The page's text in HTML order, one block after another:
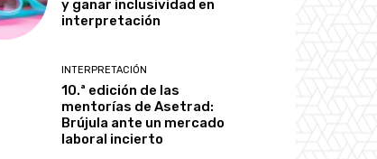
y ganar inclusividad en
interpretación
INTERPRETACIÓN
10.ª edición de las
mentorías de Asetrad:
Brújula ante un mercado
laboral incierto